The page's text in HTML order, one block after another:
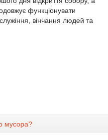
функціонувати
вінчання людей та
мусора?